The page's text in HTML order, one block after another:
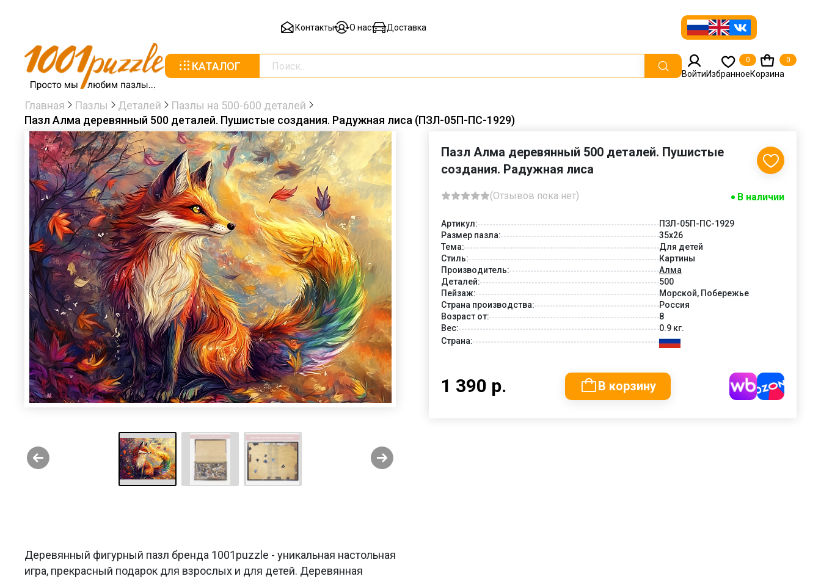
Контакты О нас Доставка
КАТАЛОГ
ВойтиИзбранное
0
Корзина
0
Главная Пазлы Деталей
Пазлы на 500-600 деталей
Пазл Алма деревянный 500 деталей. Пушистые создания. Радужная лиса (ПЗЛ-05П-ПС-1929)
Деревянный фигурный пазл бренда 1001puzzle - уникальная настольная
игра, прекрасный подарок для взрослых и для детей. Деревянная
Пазл Алма деревянный 500 деталей. Пушистые
создания. Радужная лиса
(Отзывов пока нет) В наличии
Артикул:
ПЗЛ-05П-ПС-1929
Размер пазла:
35х26
Тема:
Для детей
Стиль:
Картины
Производитель:
Алма
Деталей:
500
Пейзаж:
Морской, Побережье
Страна производства:
Россия
Возраст от:
8
Вес:
0.9 кг.
Страна:
1 390 р. В корзину